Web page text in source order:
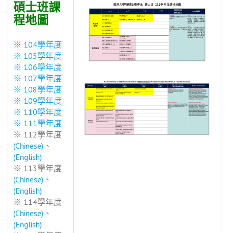
碩士班課
程地圖
※ 104學年度
※ 105學年度
※ 106學年度
※ 107學年度
※ 108學年度
※ 109學年度
※ 110學年度
※ 111學年度
※ 112學年度
(Chinese) 、
(English)
※ 113學年度
(Chinese) 、
(English)
※ 114學年度
(Chinese) 、
(English)